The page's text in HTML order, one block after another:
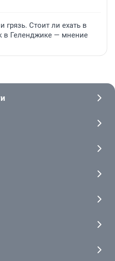
грязь. Стоит ли ехать в
в Геленджике — мнение